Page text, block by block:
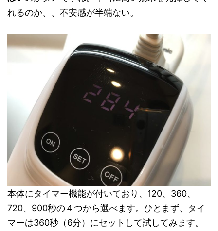
れるのか、、不安感が半端ない。
本体にタイマー機能が付いており、120、360、
720、900秒の４つから選べます。ひとまず、タイ
マーは360秒（6分）にセットして試してみます。